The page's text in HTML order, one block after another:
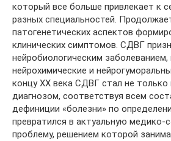
который все больше привлекает к
разных специальностей.
патогенетических аспектов
клинических симптомов. СДВГ
нейробиологическим заболеванием,
нейрохимические и
концу XX века СДВГ стал не
диагнозом, соответствуя всем
дефиниции «болезни» по
превратился в актуальную медико-
проблему, решением которой